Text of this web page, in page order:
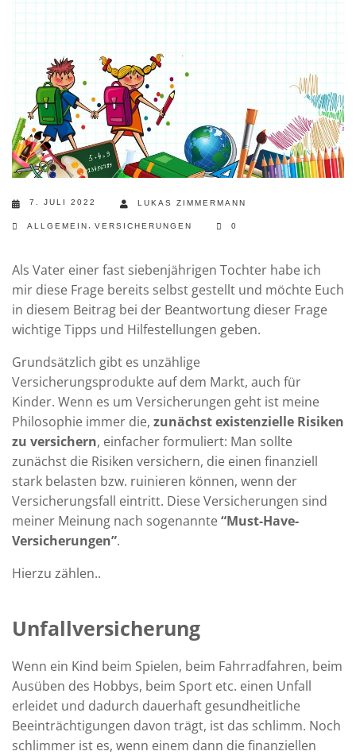
7. JULI 2022 LUKAS ZIMMERMANN
ALLGEMEIN VERSICHERUNGEN 0
Als Vater einer fast siebenjährigen Tochter habe ich
mir diese Frage bereits selbst gestellt und möchte Euch
in diesem Beitrag bei der Beantwortung dieser Frage
wichtige Tipps und Hilfestellungen geben.
Grundsätzlich gibt es unzählige
Versicherungsprodukte auf dem Markt, auch für
Kinder. Wenn es um Versicherungen geht ist meine
Philosophie immer die, zunächst existenzielle Risiken
zu versichern, einfacher formuliert: Man sollte
zunächst die Risiken versichern, die einen finanziell
stark belasten bzw. ruinieren können, wenn der
Versicherungsfall eintritt. Diese Versicherungen sind
meiner Meinung nach sogenannte“Must-Have-
Versicherungen”.
Hierzu zählen..
Unfallversicherung
Wenn ein Kind beim Spielen, beim Fahrradfahren, beim
Ausüben des Hobbys, beim Sport etc. einen Unfall
erleidet und dadurch dauerhaft gesundheitliche
Beeinträchtigungen davon trägt, ist das schlimm. Noch
schlimmer ist es, wenn einem dann die finanziellen